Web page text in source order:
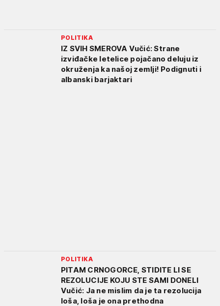
POLITIKA
IZ SVIH SMEROVA Vučić: Strane
izviđačke letelice pojačano deluju iz
okruženja ka našoj zemlji! Podignuti i
albanski barjaktari
POLITIKA
PITAM CRNOGORCE, STIDITE LI SE
REZOLUCIJE KOJU STE SAMI DONELI
Vučić: Ja ne mislim da je ta rezolucija
loša, loša je ona prethodna